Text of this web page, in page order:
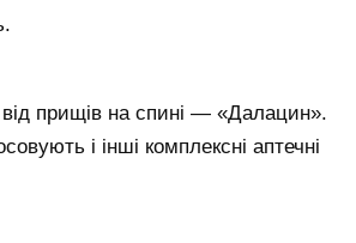
прищів на спині — «Далацин».
і інші комплексні аптечні